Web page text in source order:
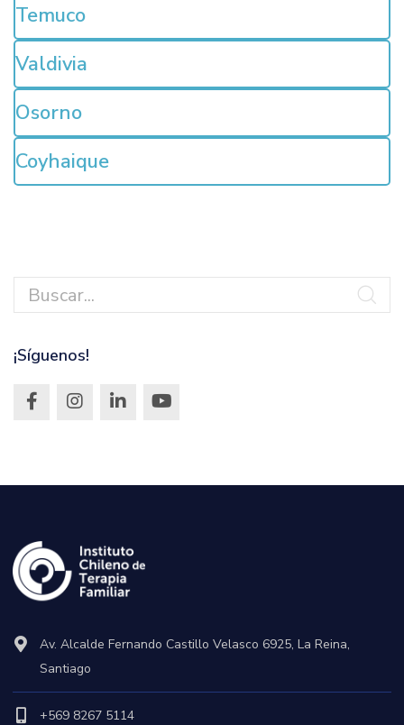
Temuco
Valdivia
Osorno
Coyhaique
¡Síguenos!
Av. Alcalde Fernando Castillo Velasco 6925, La Reina,
Santiago
+569 8267 5114